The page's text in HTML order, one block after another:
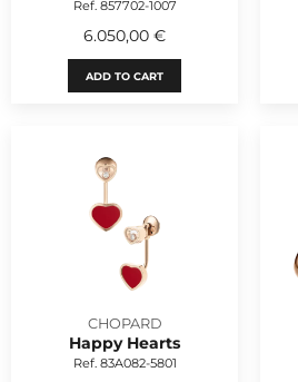
Ref. 857702-1007
6.050,00 €
ADD TO CART
CHOPARD
Happy Hearts
Ref. 83A082-5801